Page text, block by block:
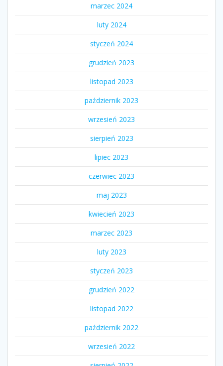
marzec 2024
luty 2024
styczeń 2024
grudzień 2023
listopad 2023
październik 2023
wrzesień 2023
sierpień 2023
lipiec 2023
czerwiec 2023
maj 2023
kwiecień 2023
marzec 2023
luty 2023
styczeń 2023
grudzień 2022
listopad 2022
październik 2022
wrzesień 2022